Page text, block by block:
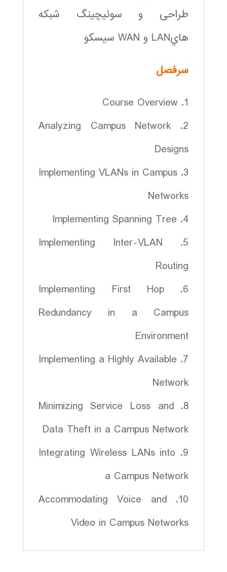
طراحی و سوئيچينگ شبكه
هايLAN و WAN سيسكو
سرفصل
1. Course Overview
2. Analyzing Campus Network
Designs
3. Implementing VLANs in Campus
Networks
4. Implementing Spanning Tree
5. Implementing Inter-VLAN
Routing
6. Implementing First Hop
Redundancy in a Campus
Environment
7. Implementing a Highly Available
Network
8. Minimizing Service Loss and
Data Theft in a Campus Network
9. Integrating Wireless LANs into
a Campus Network
10. Accommodating Voice and
Video in Campus Networks